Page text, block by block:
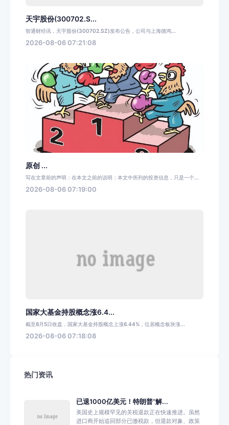
天宇股份(300702.S...
智通财经讯，天宇股份(300702.SZ)发布公告，公司与上海德鸿...
2026-08-06 07:21:08
原创 ...
写在文章前的声明：在本文之前的说明：本文中所列的投资信息，只是一个...
2026-08-06 07:19:00
国家大基金持股概念涨6.4...
截至8月5日收盘，国家大基金持股概念上涨6.44%，位居概念板块涨...
2026-08-06 07:18:08
热门资讯
已退1000亿美元！特朗普“解...
美国史上规模罕见的关税退款正在快速推进。虽然
进口商开始追回部分已缴税款，但退款对象、政策